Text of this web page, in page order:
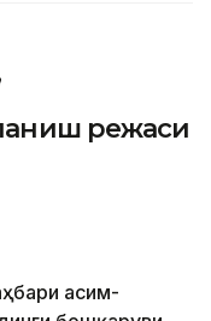
режаси
Қасим-